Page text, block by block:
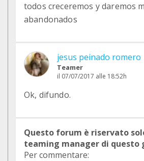
todos creceremos y daremos
abandonados
jesus peinado romero
Teamer
il 07/07/2017 alle 18:52h
Ok, difundo.
Questo forum è riservato
teaming manager di questo
Per commentare: